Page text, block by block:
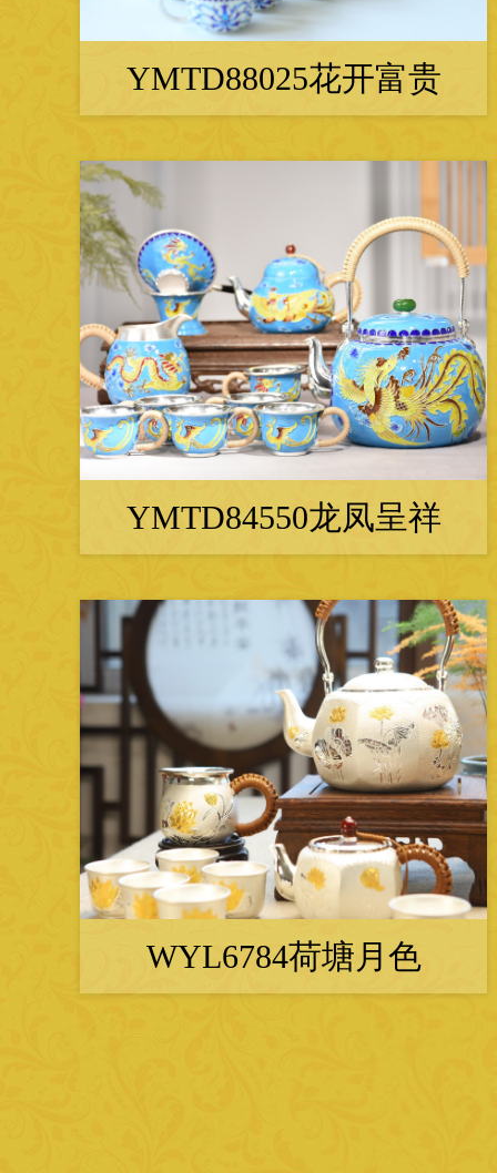
YMTD88025花开富贵
YMTD84550龙凤呈祥
WYL6784荷塘月色